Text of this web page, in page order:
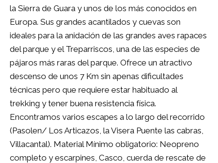
la Sierra de Guara y unos de los más conocidos en
Europa. Sus grandes acantilados y cuevas son
ideales para la anidación de las grandes aves rapaces
del parque y el Treparriscos, una de las especies de
pájaros más raras del parque. Ofrece un atractivo
descenso de unos 7 Km sin apenas dificultades
técnicas pero que requiere estar habituado al
trekking y tener buena resistencia física.
Encontramos varios escapes a lo largo del recorrido
(Pasolen/ Los Articazos, la Visera Puente las cabras,
Villacantal). Material Mínimo obligatorio: Neopreno
completo y escarpines, Casco, cuerda de rescate de